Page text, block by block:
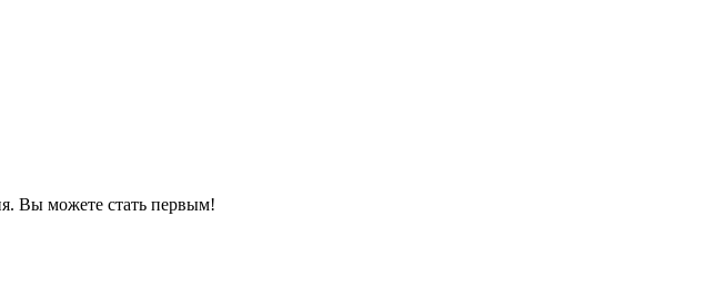
Вы можете стать первым!